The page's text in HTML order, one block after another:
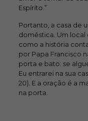
Espírito.”
Portanto, a casa de
doméstica. Um local
como a história
por Papa Francisco
porta e bato: se
Eu entrarei na sua
20). E a oração é a
na porta.